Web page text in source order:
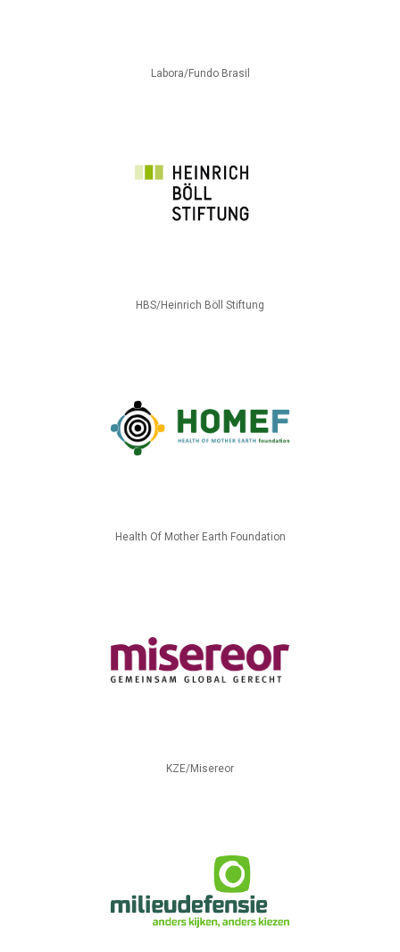
Labora/Fundo Brasil
HBS/Heinrich Böll Stiftung
Health Of Mother Earth Foundation
KZE/Misereor